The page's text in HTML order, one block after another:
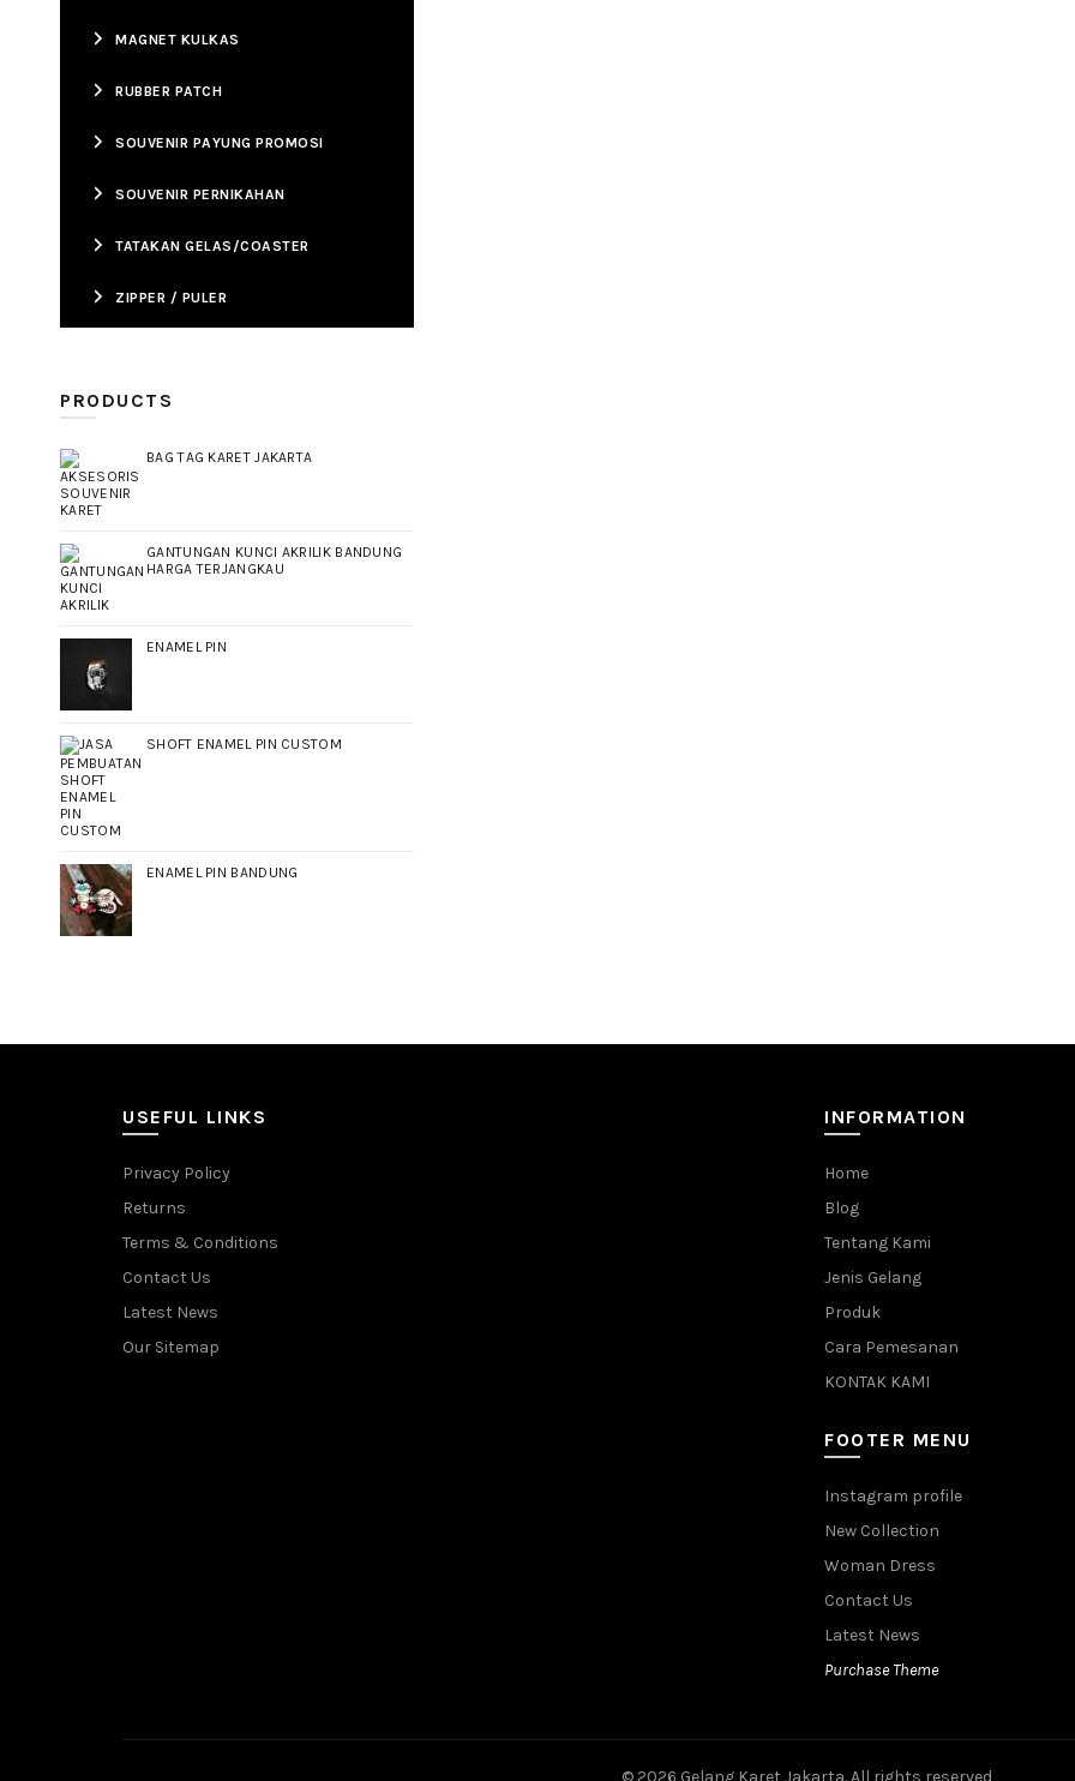
MAGNET KULKAS
RUBBER PATCH
SOUVENIR PAYUNG PROMOSI
SOUVENIR PERNIKAHAN
TATAKAN GELAS/COASTER
ZIPPER / PULER
PRODUCTS
BAG TAG KARET JAKARTA
GANTUNGAN KUNCI AKRILIK BANDUNG
HARGA TERJANGKAU
ENAMEL PIN
SHOFT ENAMEL PIN CUSTOM
ENAMEL PIN BANDUNG
USEFUL LINKS
Privacy Policy
Returns
Terms & Conditions
Contact Us
Latest News
Our Sitemap
INFORMATION
Home
Blog
Tentang Kami
Jenis Gelang
Produk
Cara Pemesanan
KONTAK KAMI
FOOTER MENU
Instagram profile
New Collection
Woman Dress
Contact Us
Latest News
Purchase Theme
© 2026 Gelang Karet Jakarta. All rights reserved